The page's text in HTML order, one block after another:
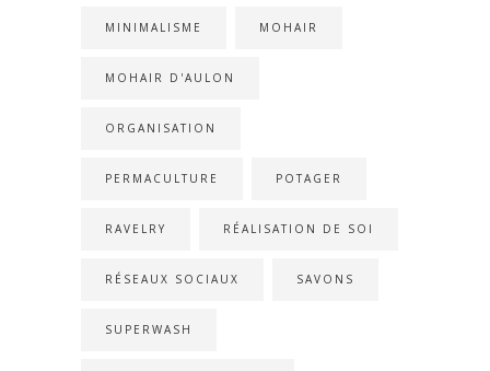
MINIMALISME MOHAIR
MOHAIR D'AULON
ORGANISATION
PERMACULTURE POTAGER
RAVELRY RÉALISATION DE SOI
RÉSEAUX SOCIAUX SAVONS
SUPERWASH